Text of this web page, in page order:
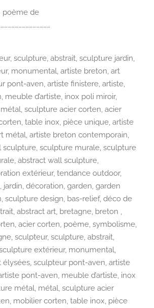
poème de
sculpture, abstrait, sculpture jardin,
monumental, artiste breton, art
pont-aven, artiste finistere, artiste,
meuble d’artiste, inox poli miroir,
sculpture acier corten, acier
table inox, pièce unique, artiste
métal, artiste breton contemporain,
sculpture, sculpture murale, sculpture
abstract wall sculpture,
extérieur, tendance outdoor,
jardin, décoration, garden, garden
sculpture design, bas-relief, déco de
abstract art, bretagne, breton ,
acier corten, poème, symbolisme,
sculpteur, sculpture, abstrait,
extérieur, monumental,
élysées, sculpteur pont-aven, artiste
pont-aven, meuble d’artiste, inox
métal, métal, sculpture acier
mobilier corten, table inox, pièce